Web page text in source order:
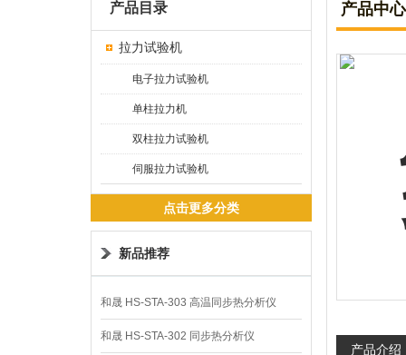
产品目录
拉力试验机
电子拉力试验机
单柱拉力机
双柱拉力试验机
伺服拉力试验机
点击更多分类
新品推荐
和晟 HS-STA-303 高温同步热分析仪
和晟 HS-STA-302 同步热分析仪
产品中心
产品介绍